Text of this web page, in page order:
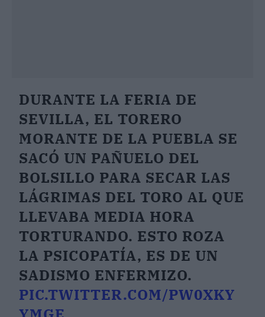
DURANTE LA FERIA DE
SEVILLA, EL TORERO
MORANTE DE LA PUEBLA SE
SACÓ UN PAÑUELO DEL
BOLSILLO PARA SECAR LAS
LÁGRIMAS DEL TORO AL QUE
LLEVABA MEDIA HORA
TORTURANDO. ESTO ROZA
LA PSICOPATÍA, ES DE UN
SADISMO ENFERMIZO.
PIC.TWITTER.COM/PW0XKY